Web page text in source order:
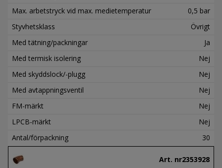
Max. arbetstryck vid max. medietemperatur
0,5 bar
Styvhetsklass
Övrigt
Med tätning/packningar
Ja
Med termisk isolering
Nej
Med skyddslock/-plugg
Nej
Med avtappningsventil
Nej
FM-märkt
Nej
LPCB-märkt
Nej
Antal/förpackning
30
Art. nr2353928